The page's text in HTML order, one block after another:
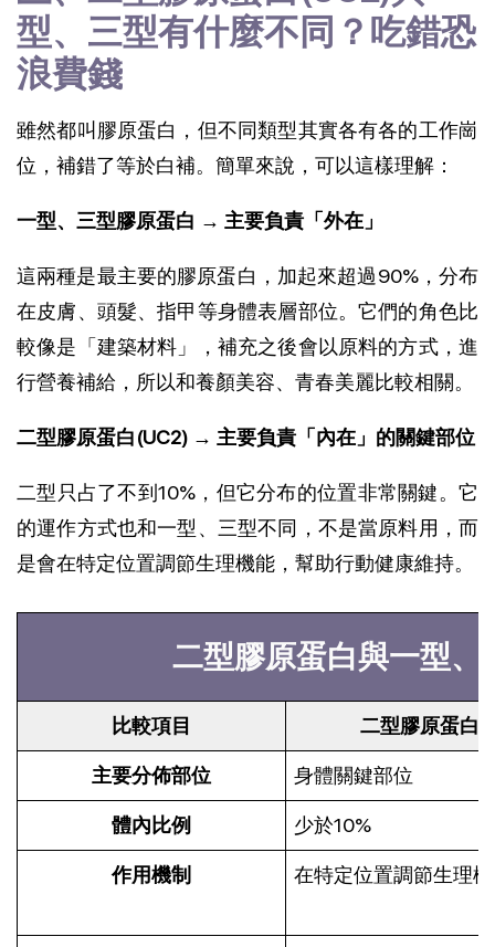
型、三型有什麼不同？吃錯恐
浪費錢
雖然都叫膠原蛋白，但不同類型其實各有各的工作崗
位，補錯了等於白補。簡單來說，可以這樣理解：
一型、三型膠原蛋白 → 主要負責「外在」
這兩種是最主要的膠原蛋白，加起來超過90%，分布
在皮膚、頭髮、指甲等身體表層部位。它們的角色比
較像是「建築材料」，補充之後會以原料的方式，進
行營養補給，所以和養顏美容、青春美麗比較相關。
二型膠原蛋白(UC2) → 主要負責「內在」的關鍵部位
二型只占了不到10%，但它分布的位置非常關鍵。它
的運作方式也和一型、三型不同，不是當原料用，而
是會在特定位置調節生理機能，幫助行動健康維持。
二型膠原蛋白與一型、
比較項目 二型膠原蛋白
主要分佈部位 身體關鍵部位
體內比例 少於10%
作用機制 在特定位置調節生理